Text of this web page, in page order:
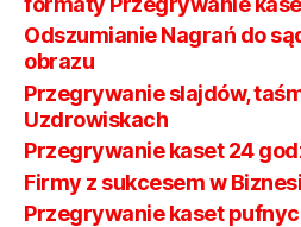
Odszumianie Nagrań do
obrazu
Przegrywanie slajdów,
Uzdrowiskach
Przegrywanie kaset 24
Firmy z sukcesem w
Przegrywanie kaset